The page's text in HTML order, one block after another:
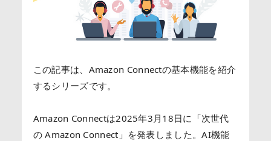
この記事は、Amazon Connectの基本機能を紹介
するシリーズです。
Amazon Connectは2025年3月18日に「次世代
の Amazon Connect」を発表しました。AI機能